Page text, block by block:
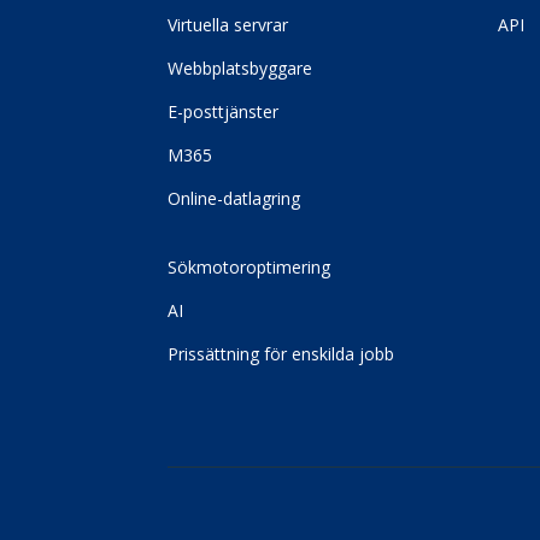
Virtuella servrar
Webbplatsbyggare
E-posttjänster
M365
Online-datlagring
Sökmotoroptimering
AI
Prissättning för enskilda jobb
API